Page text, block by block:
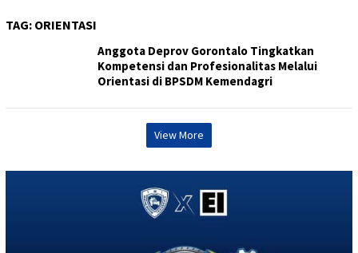
TAG: ORIENTASI
Anggota Deprov Gorontalo Tingkatkan
Kompetensi dan Profesionalitas Melalui
Orientasi di BPSDM Kemendagri
View More